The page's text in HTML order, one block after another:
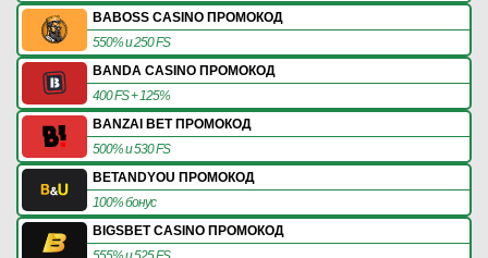
BABOSS CASINO ПРОМОКОД
550% и 250 FS
BANDA CASINO ПРОМОКОД
400 FS + 125%
BANZAI BET ПРОМОКОД
500% и 530 FS
BETANDYOU ПРОМОКОД
100% бонус
BIGSBET CASINO ПРОМОКОД